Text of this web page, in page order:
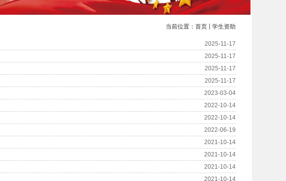
当前位置： 首页 学生资助
2025-11-17
2025-11-17
2025-11-17
2025-11-17
2023-03-04
2022-10-14
2022-10-14
2022-06-19
2021-10-14
2021-10-14
2021-10-14
2021-10-14